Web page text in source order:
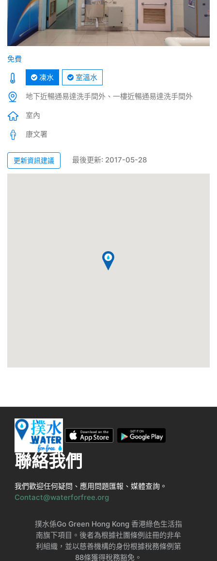
免費
凍水
室溫水
地下近暢通易達洗手間外、一樓近暢通易達洗手間外
室內
康文署
更新資訊建議 最後更新: 2017-05-28
聯絡我們
我們歡迎任何疑問、應用問題匯報、媒體查詢。
Contact@waterforfree.org
撲水係Go Green Hong Kong 香港綠色生活指
南旗下項目。後者為根據社團條例註冊的非牟
利組織，並以慈善機構的身份根據稅務條例第
88條獲得稅務豁免。